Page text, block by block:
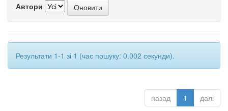
Автори
Результати 1-1 зі 1 (час пошуку: 0.002 секунди).
назад 1 далі